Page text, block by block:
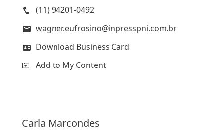
(11) 94201-0492
wagner.eufrosino@inpresspni.com.br
Download Business Card
Add to My Content
Carla Marcondes